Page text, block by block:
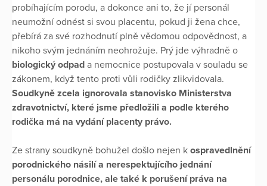
probíhajícím porodu, a dokonce ani to, že jí personál
neumožní odnést si svou placentu, pokud ji žena chce,
přebírá za své rozhodnutí plně vědomou odpovědnost, a
nikoho svým jednáním neohrožuje. Prý jde výhradně o
biologický odpad a nemocnice postupovala v souladu se
zákonem, když tento proti vůli rodičky zlikvidovala.
Soudkyně zcela ignorovala stanovisko Ministerstva
zdravotnictví, které jsme předložili a podle kterého
rodička má na vydání placenty právo.
Ze strany soudkyně bohužel došlo nejen k ospravedlnění
porodnického násilí a nerespektujícího jednání
personálu porodnice, ale také k porušení práva na